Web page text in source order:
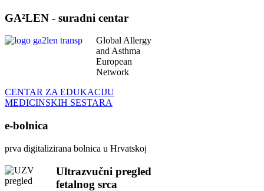
GA²LEN - suradni centar
Global Allergy
and Asthma
European
Network
CENTAR ZA EDUKACIJU
MEDICINSKIH SESTARA
e-bolnica
prva digitalizirana bolnica u Hrvatskoj
Ultrazvučni pregled
fetalnog srca